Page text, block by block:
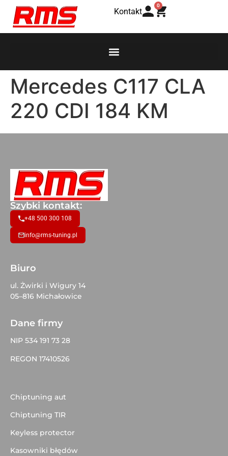
Kontakt
0
Mercedes C117 CLA
220 CDI 184 KM
Szybki kontakt:
+48 500 300 108
info@rms-tuning.pl
Biuro
ul. Żwirki i Wigury 14
05–816 Michałowice
Dane firmy
NIP 534 191 73 28
REGON 17410526
Chiptuning aut
Chiptuning TIR
Keyless protector
Kasowniki błędów